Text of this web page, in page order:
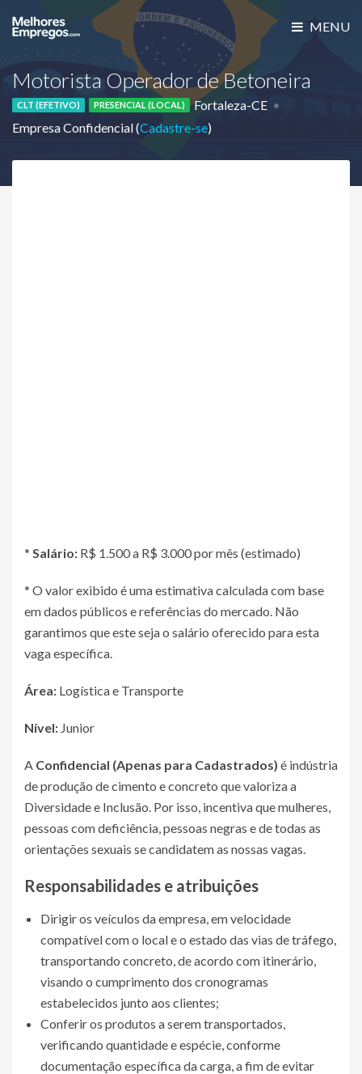
MENU
Motorista Operador de Betoneira
CLT (EFETIVO) PRESENCIAL (LOCAL)
Fortaleza-CE
Empresa Confidencial (Cadastre-se)
* Salário: R$ 1.500 a R$ 3.000 por mês (estimado)
* O valor exibido é uma estimativa calculada com base
em dados públicos e referências do mercado. Não
garantimos que este seja o salário oferecido para esta
vaga específica.
Área: Logística e Transporte
Nível: Junior
A Confidencial (Apenas para Cadastrados) é indústria
de produção de cimento e concreto que valoriza a
Diversidade e Inclusão. Por isso, incentiva que mulheres,
pessoas com deficiência, pessoas negras e de todas as
orientações sexuais se candidatem as nossas vagas.
Responsabilidades e atribuições
Dirigir os veículos da empresa, em velocidade
compatível com o local e o estado das vias de tráfego,
transportando concreto, de acordo com itinerário,
visando o cumprimento dos cronogramas
estabelecidos junto aos clientes;
Conferir os produtos a serem transportados,
verificando quantidade e espécie, conforme
documentação específica da carga, a fim de evitar